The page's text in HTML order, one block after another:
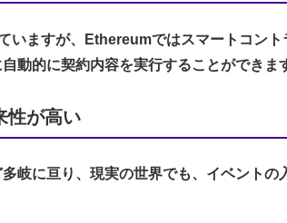
いますが、Ethereumではスマートコント
動的に契約内容を実行することができま
性が高い
岐に亘り、現実の世界でも、イベントの